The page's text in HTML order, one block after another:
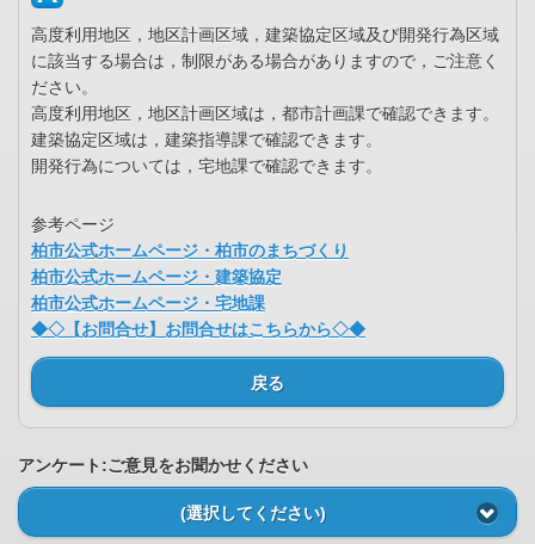
高度利用地区，地区計画区域，建築協定区域及び開発行為区域
に該当する場合は，制限がある場合がありますので，ご注意く
ださい。
高度利用地区，地区計画区域は，都市計画課で確認できます。
建築協定区域は，建築指導課で確認できます。
開発行為については，宅地課で確認できます。
参考ページ
柏市公式ホームページ・柏市のまちづくり
柏市公式ホームページ・建築協定
柏市公式ホームページ・宅地課
◆◇【お問合せ】お問合せはこちらから◇◆
戻る
アンケート:ご意見をお聞かせください
(選択してください)